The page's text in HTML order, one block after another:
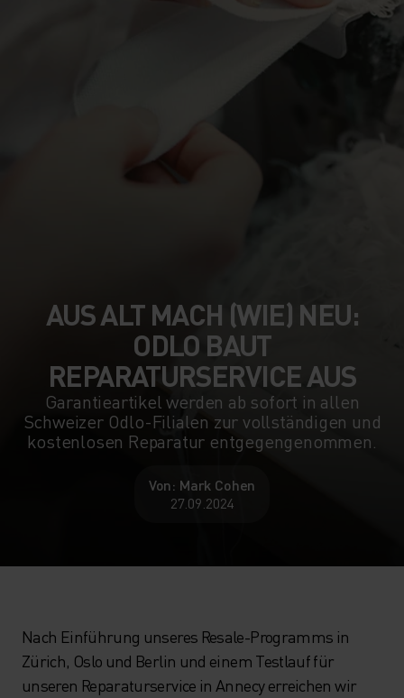
AUS ALT MACH (WIE) NEU:
ODLO BAUT
REPARATURSERVICE AUS
Garantieartikel werden ab sofort in allen
Schweizer Odlo-Filialen zur vollständigen und
kostenlosen Reparatur entgegengenommen.
Von: Mark Cohen
27.09.2024
Nach Einführung unseres Resale-Programms in
Zürich, Oslo und Berlin und einem Testlauf für
unseren Reparaturservice in Annecy erreichen wir